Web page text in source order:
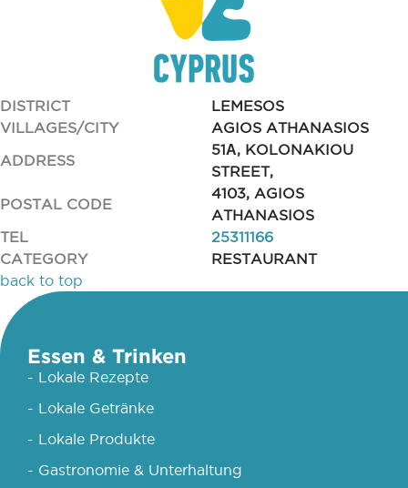
DISTRICT
LEMESOS
VILLAGES/CITY
AGIOS ATHANASIOS
ADDRESS
51Α, KOLONAKIOU
STREET,
POSTAL CODE
4103, AGIOS
ATHANASIOS
TEL
25311166
CATEGORY
RESTAURANT
back to top
Essen & Trinken
- Lokale Rezepte
- Lokale Getränke
- Lokale Produkte
- Gastronomie & Unterhaltung